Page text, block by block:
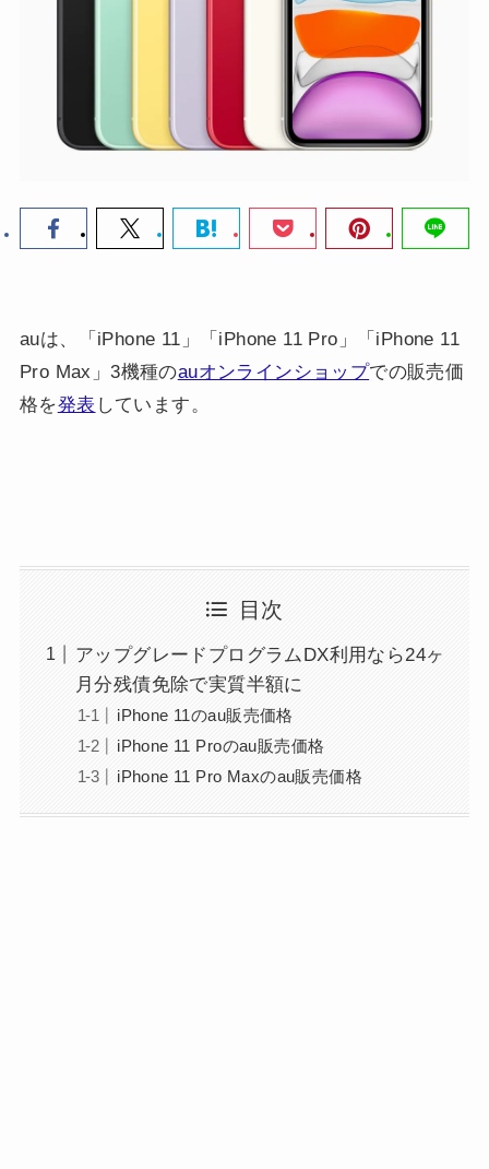
auは、「iPhone 11」「iPhone 11 Pro」「iPhone 11
Pro Max」3機種のauオンラインショップでの販売価
格を発表 しています。
目次
アップグレードプログラムDX利用なら24ヶ
月分残債免除で実質半額に
iPhone 11のau販売価格
iPhone 11 Proのau販売価格
iPhone 11 Pro Maxのau販売価格